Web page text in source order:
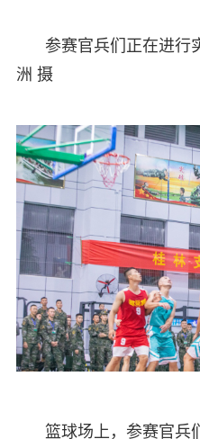
参赛官兵们正在进行
洲 摄
篮球场上，参赛官兵